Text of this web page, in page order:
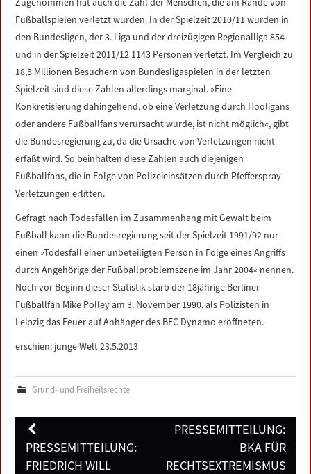
Fußballspielen verletzt wurden. In der Spielzeit 2010/11 wurden in
den Bundesligen, der 3. Liga und der dreizügigen Regionalliga 854
und in der Spielzeit 2011/12 1143 Personen verletzt. Im Vergleich zu
18,5 Millionen Besuchern von Bundesligaspielen in der letzten
Spielzeit sind diese Zahlen allerdings marginal. »Eine
Konkretisierung dahingehend, ob eine Verletzung durch Hooligans
oder andere Fußballfans verursacht wurde, ist nicht möglich«, gibt
die Bundesregierung zu, da die Ursache von Verletzungen nicht
erfaßt wird. So beinhalten diese Zahlen auch diejenigen
Fußballfans, die in Folge von Polizeieinsätzen durch Pfefferspray
Verletzungen erlitten.
Gefragt nach Todesfällen im Zusammenhang mit Gewalt beim
Fußball kann die Bundesregierung seit der Spielzeit 1991/92 nur
einen »Todesfall einer unbeteiligten Person in Folge eines Angriffs
durch Angehörige der Fußballproblemszene im Jahr 2004« nennen.
Noch vor Beginn dieser Statistik starb der 18jährige Berliner
Fußballfan Mike Polley am 3. November 1990, als Polizisten in
Leipzig das Feuer auf Anhänger des BFC Dynamo eröffneten.
erschien: junge Welt 23.5.2013
Grund- und Freiheitsrechte
Post
navigation
PRESSEMITTEILUNG:
FRIEDRICH WILL
PRESSEMITTEILUNG:
BKA FÜR
RECHTSEXTREMISMUS